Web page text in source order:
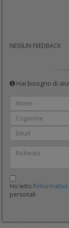
NESSUN FEEDBACK
Hai bisogno di
Ho letto l'informativa
personali